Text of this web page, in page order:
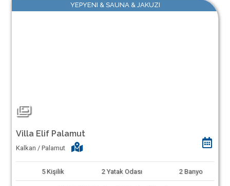
YEPYENI & SAUNA & JAKUZI
Villa Elif Palamut
Kalkan / Palamut
5 Kişilik 2 Yatak Odası 2 Banyo